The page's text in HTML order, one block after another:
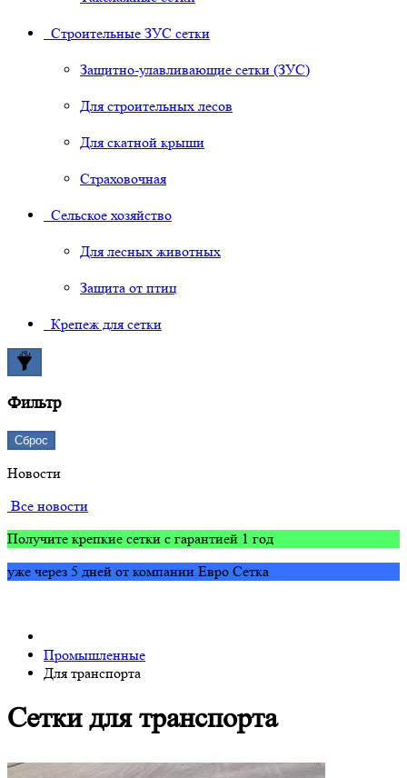
Строительные ЗУС сетки
Защитно-улавливающие сетки (ЗУС)
Для строительных лесов
Для скатной крыши
Страховочная
Сельское хозяйство
Для лесных животных
Защита от птиц
Крепеж для сетки
Фильтр
Сброс
Новости
Все новости
Получите крепкие сетки с гарантией 1 год
уже через 5 дней от компании Евро Сетка
Промышленные
Для транспорта
Сетки для транспорта